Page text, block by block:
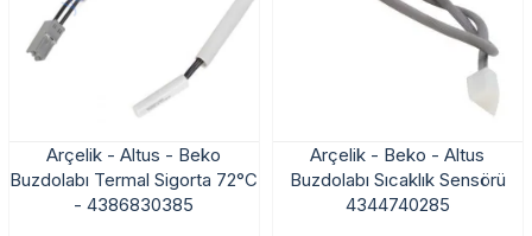
Arçelik - Altus - Beko
Buzdolabı Termal Sigorta 72°C
- 4386830385
Arçelik - Beko - Altus
Buzdolabı Sıcaklık Sensörü
4344740285